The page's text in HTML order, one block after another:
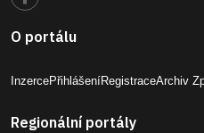
O portálu
InzercePřihlášeníRegistraceArchiv
Regionální portály